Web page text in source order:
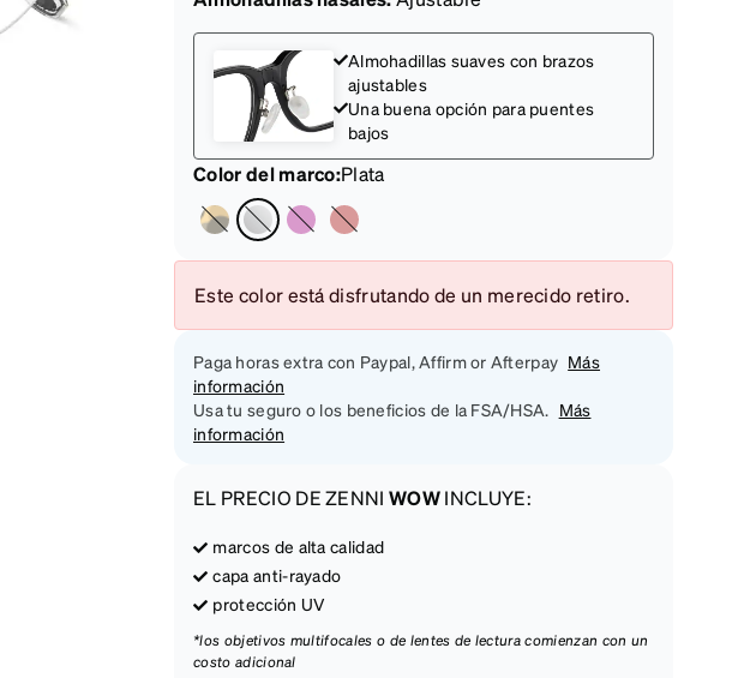
Almohadillas suaves con brazos
ajustables
Una buena opción para puentes
bajos
Color del marco:Plata
Este color está disfrutando de un merecido retiro.
Paga horas extra con Paypal, Affirm or Afterpay Más
información
Usa tu seguro o los beneficios de la FSA/HSA. Más
información
EL PRECIO DE ZENNIWOWINCLUYE:
marcos de alta calidad
capa anti-rayado
protección UV
*los objetivos multifocales o de lentes de lectura comienzan con un
costo adicional